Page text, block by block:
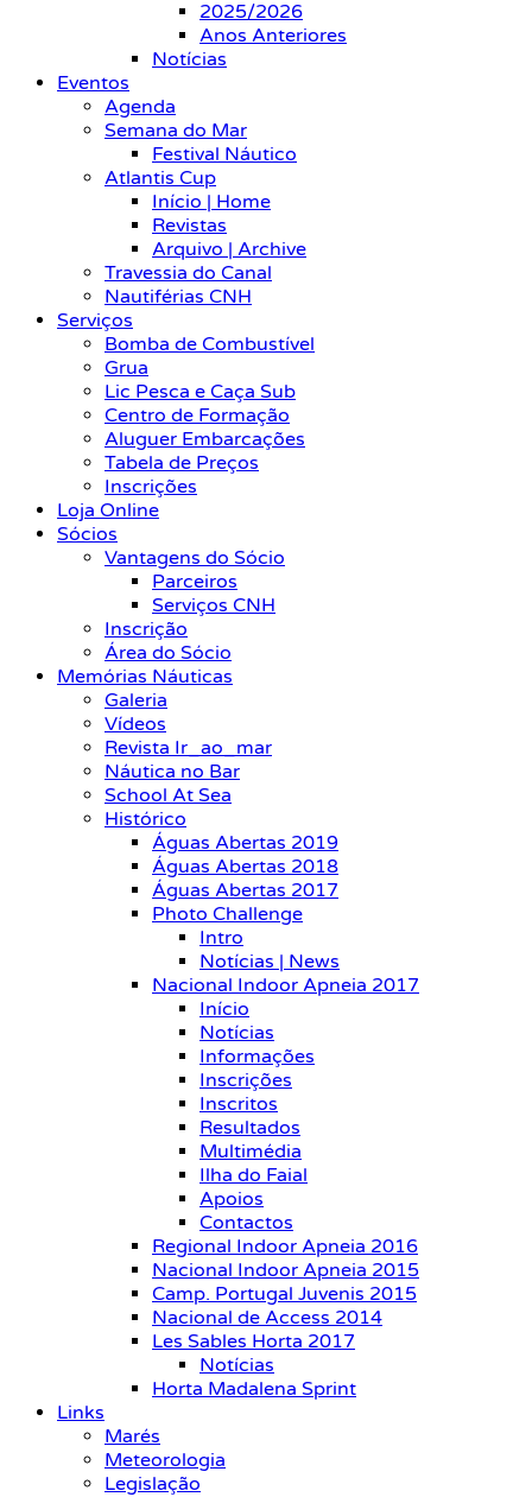
2025/2026
Anos Anteriores
Notícias
Eventos
Agenda
Semana do Mar
Festival Náutico
Atlantis Cup
Início | Home
Revistas
Arquivo | Archive
Travessia do Canal
Nautiférias CNH
Serviços
Bomba de Combustível
Grua
Lic Pesca e Caça Sub
Centro de Formação
Aluguer Embarcações
Tabela de Preços
Inscrições
Loja Online
Sócios
Vantagens do Sócio
Parceiros
Serviços CNH
Inscrição
Área do Sócio
Memórias Náuticas
Galeria
Vídeos
Revista Ir_ao_mar
Náutica no Bar
School At Sea
Histórico
Águas Abertas 2019
Águas Abertas 2018
Águas Abertas 2017
Photo Challenge
Intro
Notícias | News
Nacional Indoor Apneia 2017
Início
Notícias
Informações
Inscrições
Inscritos
Resultados
Multimédia
Ilha do Faial
Apoios
Contactos
Regional Indoor Apneia 2016
Nacional Indoor Apneia 2015
Camp. Portugal Juvenis 2015
Nacional de Access 2014
Les Sables Horta 2017
Notícias
Horta Madalena Sprint
Links
Marés
Meteorologia
Legislação